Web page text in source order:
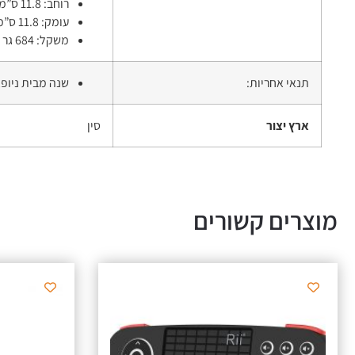
רוחב: 11.8 ס”מ
עומק: 11.8 ס”מ
משקל: 684 גר
תנאי אחריות: שנה מבית
ארץ יצור סין
מוצרים קשורים